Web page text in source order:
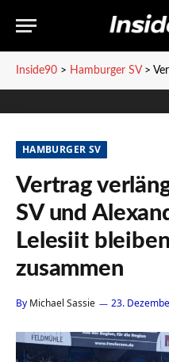
Inside90 > Hamburger SV>
HAMBURGER SV
Vertrag
SV und
Lelesiit
zusammen
By Michael Sassie 23.